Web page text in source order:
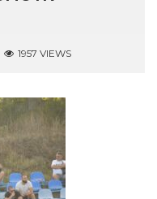
1957 VIEWS